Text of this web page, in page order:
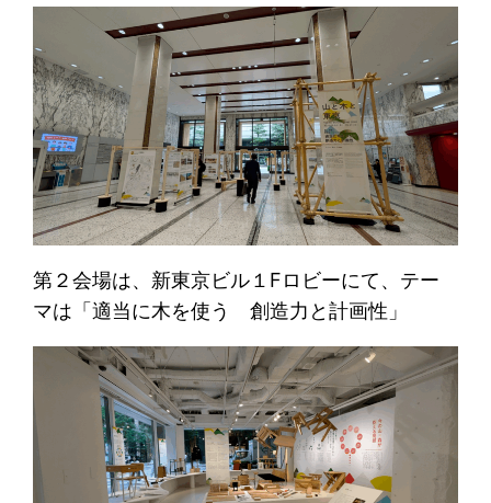
第２会場は、新東京ビル１Fロビーにて、テー
マは「適当に木を使う 創造力と計画性」